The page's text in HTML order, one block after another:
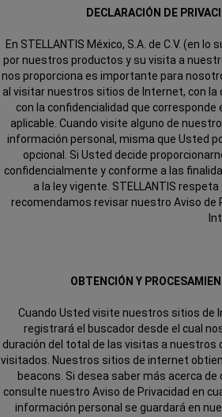
DECLARACIÓN DE
En STELLANTIS México, S.A. de C.V. (en
por nuestros productos y su visita a
nos proporciona es importante para
al visitar nuestros sitios de Internet, con
con la confidencialidad que
aplicable. Cuando visite alguno de
información personal, misma que Usted
opcional. Si Usted decide
confidencialmente y conforme a las
a la ley vigente. STELLANTIS
recomendamos revisar nuestro Aviso de
OBTENCIÓN Y
Cuando Usted visite nuestros sitios
registrará el buscador desde el cual
duración del total de las visitas a
visitados. Nuestros sitios de internet
beacons. Si desea saber más acerca
consulte nuestro Aviso de Privacidad en
información personal se guardará en